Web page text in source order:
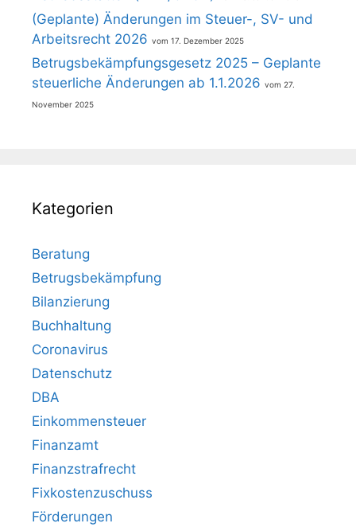
(Geplante) Änderungen im Steuer-, SV- und
Arbeitsrecht 2026
17. Dezember 2025
Betrugsbekämpfungsgesetz 2025 – Geplante
steuerliche Änderungen ab 1.1.2026
27.
November 2025
Kategorien
Beratung
Betrugsbekämpfung
Bilanzierung
Buchhaltung
Coronavirus
Datenschutz
DBA
Einkommensteuer
Finanzamt
Finanzstrafrecht
Fixkostenzuschuss
Förderungen